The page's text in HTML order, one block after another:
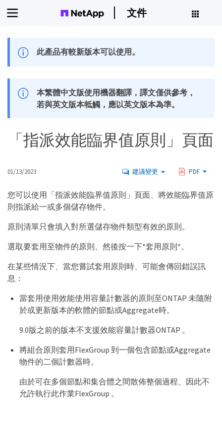
文件
此產品有較新版本可以使用。
本繁體中文版使用機器翻譯，譯文僅供參考，
若與英文版本牴觸，應以英文版本為準。
「指派效能臨界值原則」頁面
01/13/2023 建議變更 PDF
您可以使用「指派效能臨界值原則」頁面、將效能臨界值原
則指派給一或多個儲存物件。
原則清單只會填入對所選儲存物件類型有效的原則。
選取要套用至物件的原則、然後按一下*套用原則*。
在某些情況下、當您嘗試套用原則時、可能會傳回錯誤訊
息：
當套用使用效能使用容量計數器的原則至ONTAP 未隨附
於或更新版本的軟體的節點或Aggregate時。
9.0版之前的版本不支援效能容量計數器ONTAP 。
將組合原則套用FlexGroup 到一個包含節點或Aggregate
物件的二個計數器時。
由於可在多個節點和集合體之間散佈整個過程、因此不
允許執行此作業FlexGroup 。